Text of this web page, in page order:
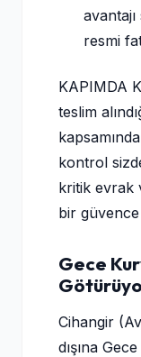
resmi
KAPIMDA
teslim
kontrol
kritik evrak
bir
Gece
Cihangir
dışına